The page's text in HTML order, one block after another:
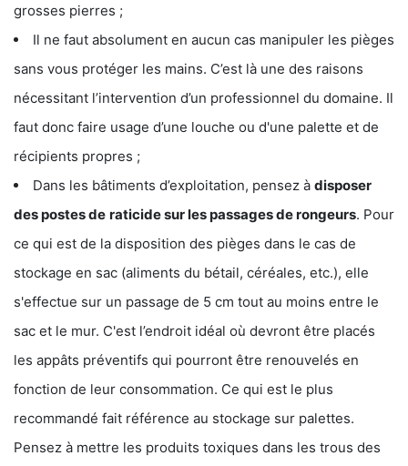
grosses pierres ;
Il ne faut absolument en aucun cas manipuler les pièges
sans vous protéger les mains. C’est là une des raisons
nécessitant l’intervention d’un professionnel du domaine. Il
faut donc faire usage d’une louche ou d'une palette et de
récipients propres ;
Dans les bâtiments d’exploitation, pensez à disposer
des postes de raticide sur les passages de rongeurs. Pour
ce qui est de la disposition des pièges dans le cas de
stockage en sac (aliments du bétail, céréales, etc.), elle
s'effectue sur un passage de 5 cm tout au moins entre le
sac et le mur. C'est l’endroit idéal où devront être placés
les appâts préventifs qui pourront être renouvelés en
fonction de leur consommation. Ce qui est le plus
recommandé fait référence au stockage sur palettes.
Pensez à mettre les produits toxiques dans les trous des